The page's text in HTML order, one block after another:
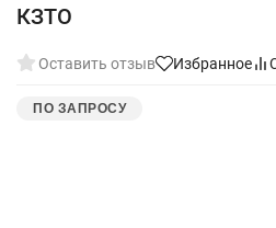
КЗТО
Оставить отзыв Избранное
ПО ЗАПРОСУ